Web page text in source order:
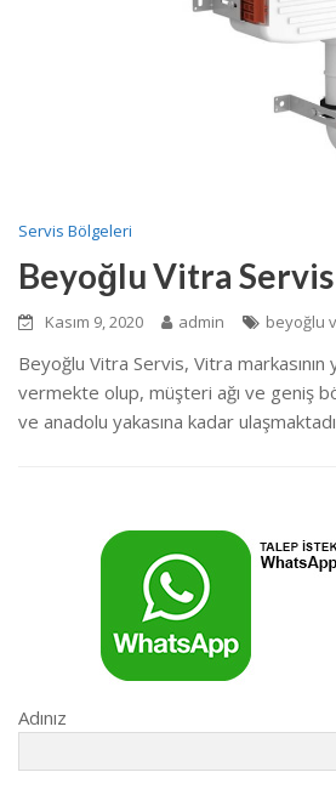
Servis Bölgeleri
Beyoğlu Vitra Servis
Kasım 9, 2020 admin beyoğlu
Beyoğlu Vitra Servis, Vitra
vermekte olup, müşteri ağı ve geniş
ve anadolu yakasına kadar
Adınız